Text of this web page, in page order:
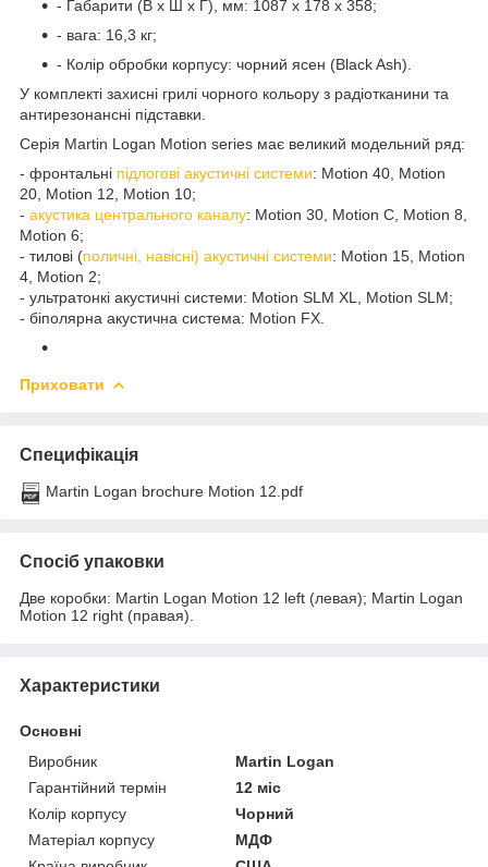
- Габарити (В х Ш х Г), мм: 1087 х 178 х 358;
- вага: 16,3 кг;
- Колір обробки корпусу: чорний ясен (Black Ash).
У комплекті захисні грилі чорного кольору з радіотканини та
антирезонансні підставки.
Серія Martin Logan Motion series має великий модельний ряд:
- фронтальні підлогові акустичні системи: Motion 40, Motion
20, Motion 12, Motion 10;
- акустика центрального каналу: Motion 30, Motion C, Motion 8,
Motion 6;
- тилові (поличні, навісні) акустичні системи: Motion 15, Motion
4, Motion 2;
- ультратонкі акустичні системи: Motion SLM XL, Motion SLM;
- біполярна акустична система: Motion FX.
Приховати
Специфікація
Martin Logan brochure Motion 12.pdf
Спосіб упаковки
Две коробки: Martin Logan Motion 12 left (левая); Martin Logan
Motion 12 right (правая).
Характеристики
Основні
Виробник
Martin Logan
Гарантійний термін
12 міс
Колір корпусу
Чорний
Матеріал корпусу
МДФ